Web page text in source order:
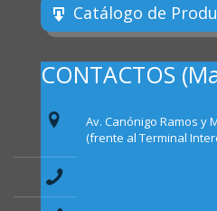
Catálogo de
CONTACTOS
Av. Canónigo Ramos y
(frente al Terminal